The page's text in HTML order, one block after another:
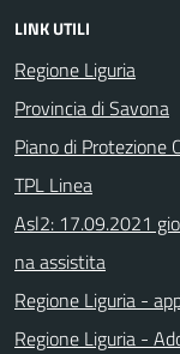
LINK UTILI
Regione Liguria
Provincia di Savona
Piano di Protezione
TPL Linea
Asl2: 17.09.2021
na assistita
Regione Liguria -
Regione Liguria -